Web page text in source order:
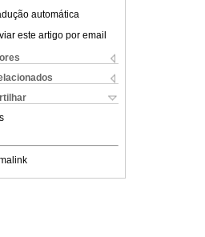
automática
este artigo por email